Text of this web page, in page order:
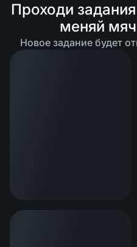
Проходи
меняй
Новое задание будет